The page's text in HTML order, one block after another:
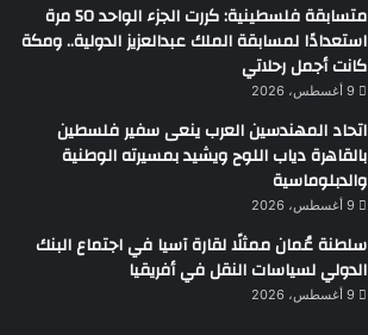
متسابقة فلسطينية: كررت الجزء الواحد 50 مرة
استعدادًا لمسابقة الملك عبدالعزيز الدولية.. ومكة
كانت أجمل رحلاتي
9 أغسطس، 2026
اتحاد المهندسين العرب ينعى سفير فلسطين
بالقاهرة دياب اللوح ويشيد بمسيرته الوطنية
والدبلوماسية
9 أغسطس، 2026
سلطنة عُمان ممثلًا لقارة آسيا في اجتماع البنك
الدولي لسياسات النقل في أفريقيا
9 أغسطس، 2026